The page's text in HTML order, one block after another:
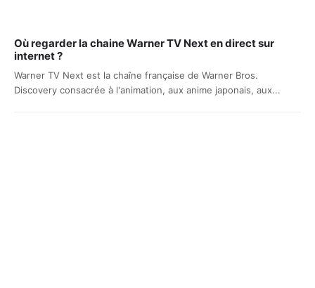
Où regarder la chaine Warner TV Next en direct sur
internet ?
Warner TV Next est la chaîne française de Warner Bros.
Discovery consacrée à l'animation, aux anime japonais, aux...